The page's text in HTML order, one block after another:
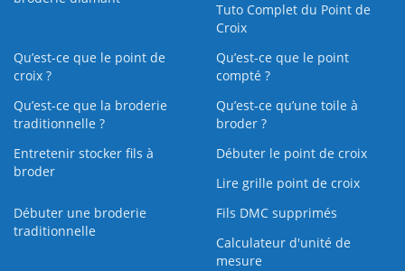
Tuto Complet du Point de
Croix
Qu’est-ce que le point de
croix ?
Qu’est-ce que le point
compté ?
Qu’est-ce que la broderie
traditionnelle ?
Qu’est‑ce qu’une toile à
broder ?
Entretenir stocker fils à
broder
Débuter le point de croix
Lire grille point de croix
Débuter une broderie
traditionnelle
Fils DMC supprimés
Calculateur d'unité de
mesure